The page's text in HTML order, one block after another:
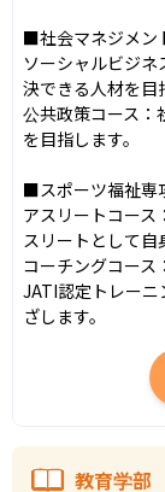
■社会マネジメン
ソーシャルビジ
決できる人材を目
公共政策コース：
を目指します。
■スポーツ福祉専
アスリートコース
スリートとして自
コーチングコース
JATI認定トレー
ざします。
教育学部